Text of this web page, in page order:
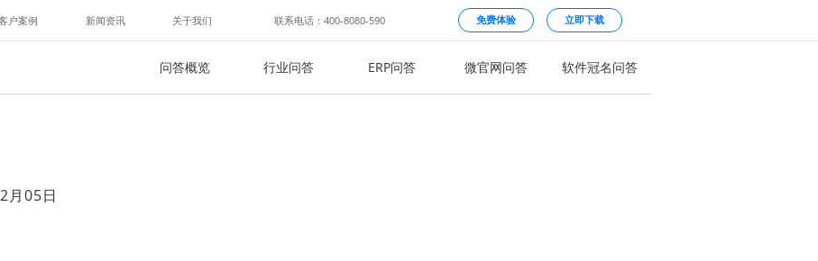
户案例 新闻资讯 关于我们 联系电话：400-8080-590 免费体验 立即下载
问答概览 行业问答 ERP问答 微官网问答 软件冠名问答
月05日